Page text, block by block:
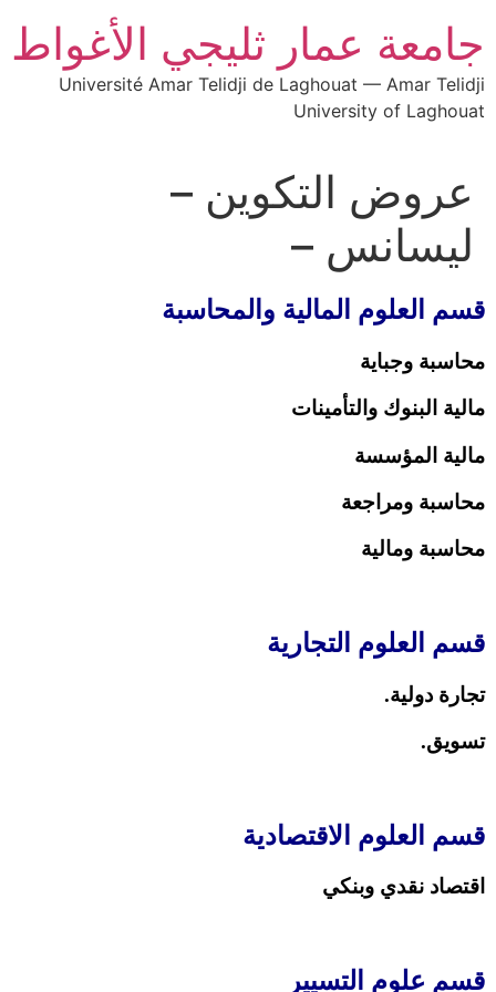
جامعة عمار ثليجي الأغواط
Université Amar Telidji de Laghouat — Amar Telidji
University of Laghouat
عروض التكوين –
ليسانس –
قسم العلوم المالية والمحاسبة
محاسبة وجباية
مالية البنوك والتأمينات
مالية المؤسسة
محاسبة ومراجعة
محاسبة ومالية
قسم العلوم التجارية
تجارة دولية.
تسويق.
قسم العلوم الاقتصادية
اقتصاد نقدي وبنكي
قسم علوم التسيير